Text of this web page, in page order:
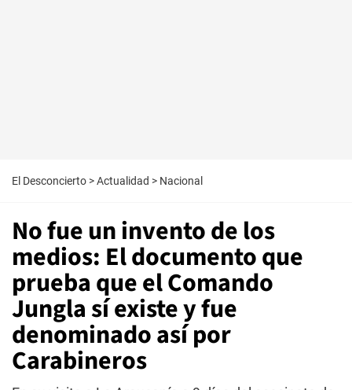
El Desconcierto >Actualidad > Nacional
No fue un invento de los
medios: El documento que
prueba que el Comando
Jungla sí existe y fue
denominado así por
Carabineros